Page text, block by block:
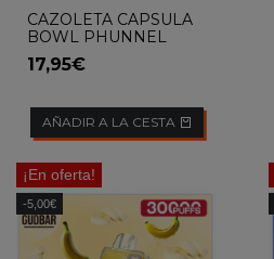
CAZOLETA CAPSULA
BOWL PHUNNEL
CROWN
17,95€
AÑADIR A LA CESTA
¡En oferta!
-5,00€